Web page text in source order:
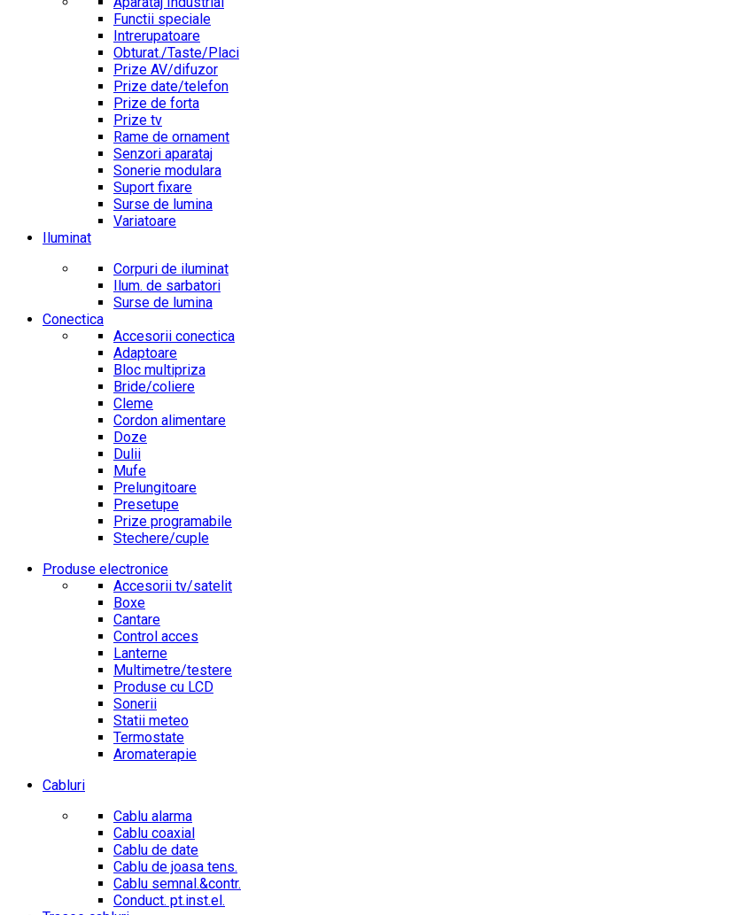
Functii speciale
Intrerupatoare
Obturat./Taste/Placi
Prize AV/difuzor
Prize date/telefon
Prize de forta
Prize tv
Rame de ornament
Senzori aparataj
Sonerie modulara
Suport fixare
Surse de lumina
Variatoare
Iluminat
Corpuri de iluminat
Ilum. de sarbatori
Surse de lumina
Conectica
Accesorii conectica
Adaptoare
Bloc multipriza
Bride/coliere
Cleme
Cordon alimentare
Doze
Dulii
Mufe
Prelungitoare
Presetupe
Prize programabile
Stechere/cuple
Produse electronice
Accesorii tv/satelit
Boxe
Cantare
Control acces
Lanterne
Multimetre/testere
Produse cu LCD
Sonerii
Statii meteo
Termostate
Aromaterapie
Cabluri
Cablu alarma
Cablu coaxial
Cablu de date
Cablu de joasa tens.
Cablu semnal.&contr.
Conduct. pt.inst.el.